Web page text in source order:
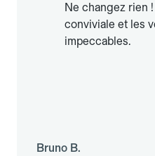
Ne changez rien
conviviale et les
impeccables.
Bruno B.